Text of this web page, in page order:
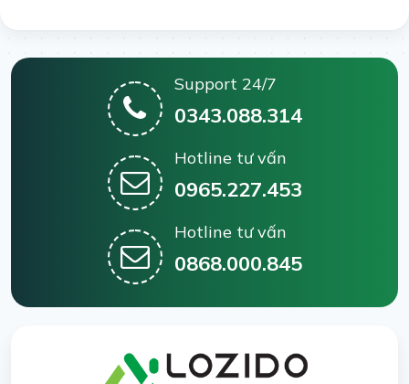
Support 24/7
0343.088.314
Hotline tư vấn
0965.227.453
Hotline tư vấn
0868.000.845